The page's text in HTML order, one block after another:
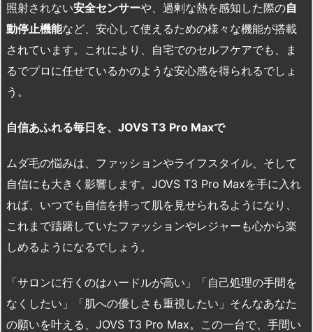
照射されない安全センサーや、過剰な熱を感知した際の自
動停止機能など、安心して使えるための様々な機能が搭載
されています。これにより、自宅でのセルフケアでも、ま
るでプロに任せているかのような安心感を得られるでしょ
う。
自信あふれる毎日を、JOVS T3 Pro Maxで
ムダ毛の悩みは、ファッションやライフスタイル、そして
自信にも大きく影響します。JOVS T3 Pro Maxを手に入れ
れば、いつでも自信を持って肌を見せられるようになり、
これまで躊躇していたファッションやレジャーも心から楽
しめるようになるでしょう。
「サロンに行くのはハードルが高い」「自己処理の手間を
なくしたい」「肌への優しさも重視したい」そんなあなた
の願いを叶える、JOVS T3 Pro Max。この一台で、手間い